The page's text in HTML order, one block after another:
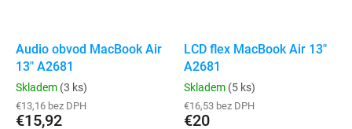
Audio obvod MacBook Air
13" A2681
Skladem (3 ks)
€13,16 bez DPH
€15,92
LCD flex MacBook Air 13"
A2681
Skladem (5 ks)
€16,53 bez DPH
€20